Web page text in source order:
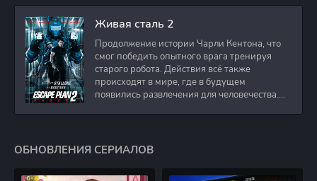
Живая сталь 2
Продолжение истории Чарли Кентона, что
смог победить опытного врага тренируя
старого робота. Действия всё также
происходят в мире, где в будущем
появились развлечения для человечества.
ОБНОВЛЕНИЯ СЕРИАЛОВ